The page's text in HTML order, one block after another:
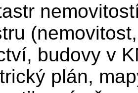
budovy v
plán,